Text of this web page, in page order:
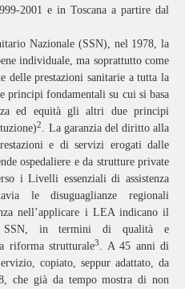
2001 e in Toscana a partire dal
Nazionale (SSN), nel 1978, la
individuale, ma soprattutto come
delle prestazioni sanitarie a tutta la
principi fondamentali su cui si basa
ed equità gli altri due principi
2
. La garanzia del diritto alla
e di servizi erogati dalle
ospedaliere e da strutture private
i Livelli essenziali di assistenza
le disuguaglianze regionali
nell’applicare i LEA indicano il
SSN, in termini di qualità e
riforma strutturale3
. A 45 anni di
copiato, seppur adattato, da
che già da tempo mostra di non